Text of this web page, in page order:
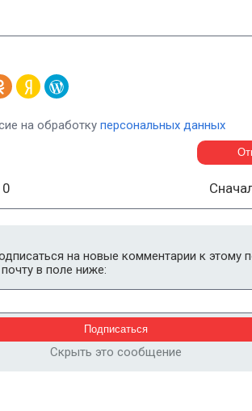
на обработку персональных данных
на новые комментарии к этому
в поле ниже:
Скрыть это сообщение